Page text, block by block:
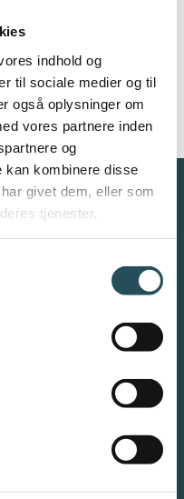
indhold og
til sociale medier og til
også oplysninger om
vores partnere inden
og
kan kombinere disse
givet dem, eller som
tjenester.
- for restauratører.
- herunder restauranter,
og hoteller
1159 København K
MEDIER